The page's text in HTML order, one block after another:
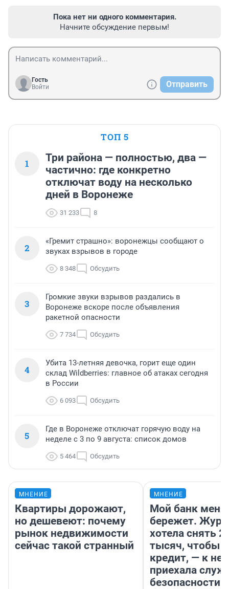
Пока нет ни одного комментария.
Начните обсуждение первым!
Гость
Войти
Отправить
ТОП 5
1
Три района — полностью, два —
частично: где конкретно
отключат воду на несколько
дней в Воронеже
31 233 8
2
«Гремит страшно»: воронежцы сообщают о
звуках взрывов в городе
8 348 Обсудить
3
Громкие звуки взрывов раздались в
Воронеже вскоре после объявления
ракетной опасности
7 734 Обсудить
4
Убита 13-летняя девочка, горит еще один
склад Wildberries: главное об атаках сегодня
в России
6 093 Обсудить
5
Где в Воронеже отключат горячую воду на
неделе с 3 по 9 августа: список домов
5 464 Обсудить
МНЕНИЕ
Квартиры дорожают,
но дешевеют: почему
рынок недвижимости
сейчас такой странный
МНЕНИЕ
Мой банк меня
бережет.
хотела снять
тысяч, чтобы
кредит, — к
приехала
безопасности